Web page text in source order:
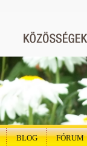
BLOG FÓRUM